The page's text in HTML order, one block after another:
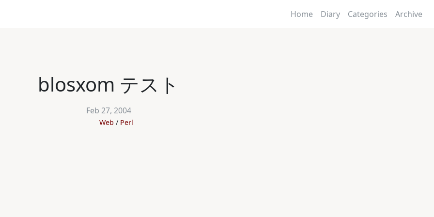
Home Diary Categories Archive
blosxom テスト
Feb 27, 2004
Web Perl